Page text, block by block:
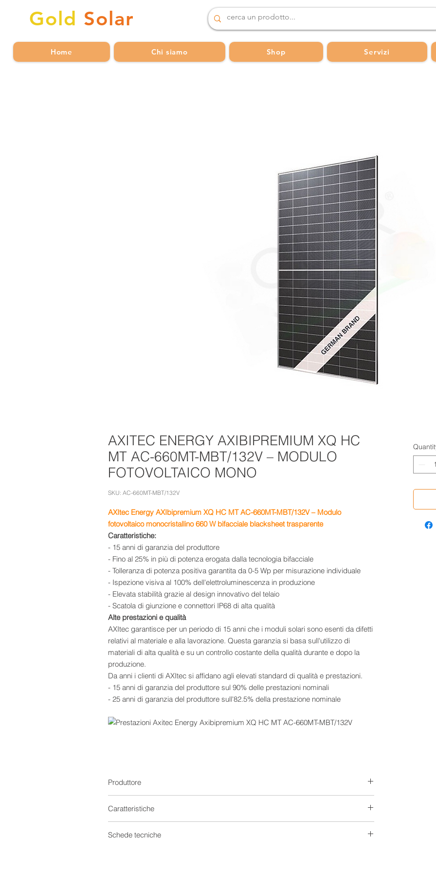
Gold Solar
Home Chi siamo Shop Servizi
AXITEC ENERGY AXIBIPREMIUM XQ HC
MT AC-660MT-MBT/132V – MODULO
FOTOVOLTAICO MONO
SKU: AC-660MT-MBT/132V
AXItec Energy AXIbipremium XQ HC MT AC-660MT-MBT/132V – Modulo
fotovoltaico monocristallino 660 W bifacciale blacksheet trasparente
Caratteristiche:
- 15 anni di garanzia del produttore
- Fino al 25% in più di potenza erogata dalla tecnologia bifacciale
- Tolleranza di potenza positiva garantita da 0-5 Wp per misurazione individuale
- Ispezione visiva al 100% dell'elettroluminescenza in produzione
- Elevata stabilità grazie al design innovativo del telaio
- Scatola di giunzione e connettori IP68 di alta qualità
Alte prestazioni e qualità
AXItec garantisce per un periodo di 15 anni che i moduli solari sono esenti da difetti
relativi al materiale e alla lavorazione. Questa garanzia si basa sull'utilizzo di
materiali di alta qualità e su un controllo costante della qualità durante e dopo la
produzione.
Da anni i clienti di AXItec si affidano agli elevati standard di qualità e prestazioni.
- 15 anni di garanzia del produttore sul 90% delle prestazioni nominali
- 25 anni di garanzia del produttore sull'82.5% della prestazione nominale
Produttore
Caratteristiche
Moduli Fotovoltaici
Schede tecniche